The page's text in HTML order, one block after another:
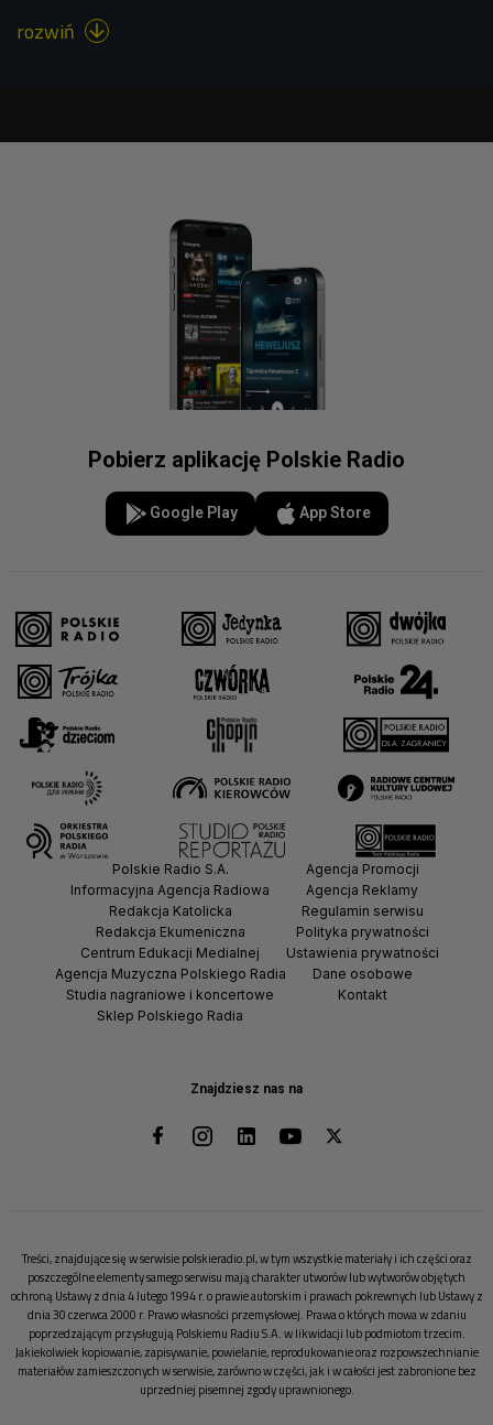
rozwiń 
Pobierz aplikację Polskie Radio
Google Play App Store
Znajdziesz nas na
Polskie Radio S.A.
Informacyjna Agencja Radiowa
Redakcja Katolicka
Redakcja Ekumeniczna
Centrum Edukacji Medialnej
Agencja Muzyczna Polskiego Radia
Studia nagraniowe i koncertowe
Sklep Polskiego Radia
Agencja Promocji
Agencja Reklamy
Regulamin serwisu
Polityka prywatności
Ustawienia prywatności
Dane osobowe
Kontakt
Treści, znajdujące się w serwisie polskieradio.pl, w tym wszystkie materiały i ich części oraz
poszczególne elementy samego serwisu mają charakter utworów lub wytworów objętych
ochroną Ustawy z dnia 4 lutego 1994 r. o prawie autorskim i prawach pokrewnych lub Ustawy z
dnia 30 czerwca 2000 r. Prawo własności przemysłowej. Prawa o których mowa w zdaniu
poprzedzającym przysługują Polskiemu Radiu S.A. w likwidacji lub podmiotom trzecim.
Jakiekolwiek kopiowanie, zapisywanie, powielanie, reprodukowanie oraz rozpowszechnianie
materiałów zamieszczonych w serwisie, zarówno w części, jak i w całości jest zabronione bez
uprzedniej pisemnej zgody uprawnionego.